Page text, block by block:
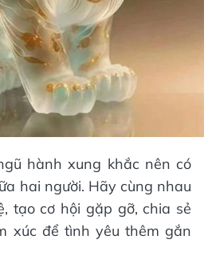
hành xung khắc nên có
hai người. Hãy cùng nhau
tạo cơ hội gặp gỡ, chia sẻ
xúc để tình yêu thêm gắn